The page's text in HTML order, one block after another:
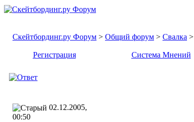
Скейтбординг.ру Форум > Общий форум > Свалка >
Регистрация Система Мнений
02.12.2005,
00:50